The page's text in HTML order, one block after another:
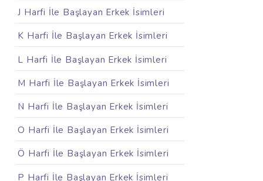
J Harfi İle Başlayan Erkek İsimleri
K Harfi İle Başlayan Erkek İsimleri
L Harfi İle Başlayan Erkek İsimleri
M Harfi İle Başlayan Erkek İsimleri
N Harfi İle Başlayan Erkek İsimleri
O Harfi İle Başlayan Erkek İsimleri
Ö Harfi İle Başlayan Erkek İsimleri
P Harfi İle Başlayan Erkek İsimleri